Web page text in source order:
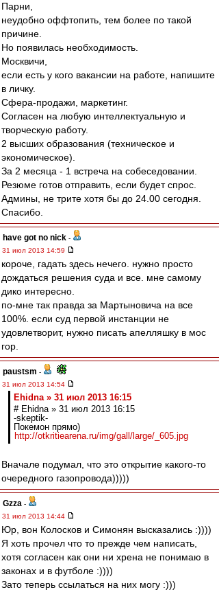
Парни,
неудобно оффтопить, тем более по такой
причине.
Но появилась необходимость.
Москвичи,
если есть у кого вакансии на работе, напишите
в личку.
Сфера-продажи, маркетинг.
Согласен на любую интеллектуальную и
творческую работу.
2 высших образования (техническое и
экономическое).
За 2 месяца - 1 встреча на собеседовании.
Резюме готов отправить, если будет спрос.
Админы, не трите хотя бы до 24.00 сегодня.
Спасибо.
have got no nick -
31 июл 2013 14:59
короче, гадать здесь нечего. нужно просто
дождаться решения суда и все. мне самому
дико интересно.
по-мне так правда за Мартыновича на все
100%. если суд первой инстанции не
удовлетворит, нужно писать апелляшку в мос
гор.
paustsm -
31 июл 2013 14:54
Ehidna » 31 июл 2013 16:15
# Ehidna » 31 июл 2013 16:15
-skeptik-
Покемон прямо)
http://otkritiearena.ru/img/gall/large/_605.jpg
Вначале подумал, что это открытие какого-то
очередного газопровода)))))
Gzza -
31 июл 2013 14:44
Юр, вон Колосков и Симонян высказались :))))
Я хоть прочел что то прежде чем написать,
хотя согласен как они ни хрена не понимаю в
законах и в футболе :))))
Зато теперь ссылаться на них могу :)))